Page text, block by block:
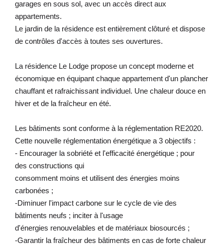
garages en sous sol, avec un accès direct aux
appartements.
Le jardin de la résidence est entièrement clôturé et dispose
de contrôles d'accès à toutes ses ouvertures.
La résidence Le Lodge propose un concept moderne et
économique en équipant chaque appartement d'un plancher
chauffant et rafraichissant individuel. Une chaleur douce en
hiver et de la fraîcheur en été.
Les bâtiments sont conforme à la réglementation RE2020.
Cette nouvelle réglementation énergétique a 3 objectifs :
- Encourager la sobriété et l'efficacité énergétique ; pour
des constructions qui
consomment moins et utilisent des énergies moins
carbonées ;
-Diminuer l'impact carbone sur le cycle de vie des
bâtiments neufs ; inciter à l'usage
d'énergies renouvelables et de matériaux biosourcés ;
-Garantir la fraîcheur des bâtiments en cas de forte chaleur